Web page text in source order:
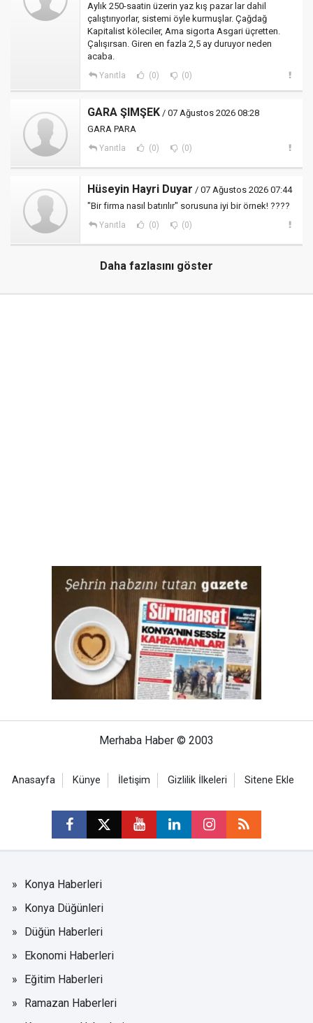
Aylık 250-saatin üzerin yaz kış pazar lar dahil
çalıştırıyorlar, sistemi öyle kurmuşlar. Çağdağ
Kapitalist köleciler, Ama sigorta Asgari üçretten.
Çalışırsan. Giren en fazla 2,5 ay duruyor neden
acaba.
Yanıtla (0) (0)
GARA ŞIMŞEK / 07 Ağustos 2026 08:28
GARA PARA
Yanıtla (0) (0)
Hüseyin Hayri Duyar / 07 Ağustos 2026 07:44
"Bir firma nasıl batırılır" sorusuna iyi bir örnek! ????
Yanıtla (0) (0)
Daha fazlasını göster
Merhaba Haber © 2003
Anasayfa Künye İletişim Gizlilik İlkeleri Sitene Ekle
Konya Haberleri
Konya Düğünleri
Düğün Haberleri
Ekonomi Haberleri
Eğitim Haberleri
Ramazan Haberleri